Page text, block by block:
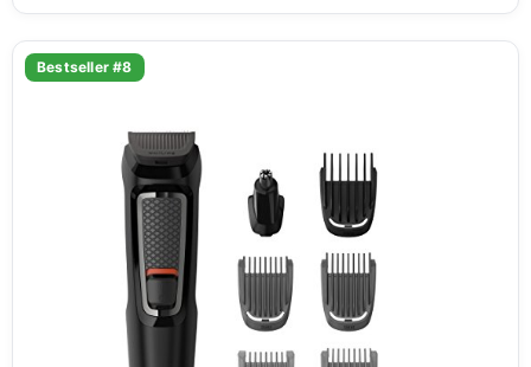
Bestseller #8